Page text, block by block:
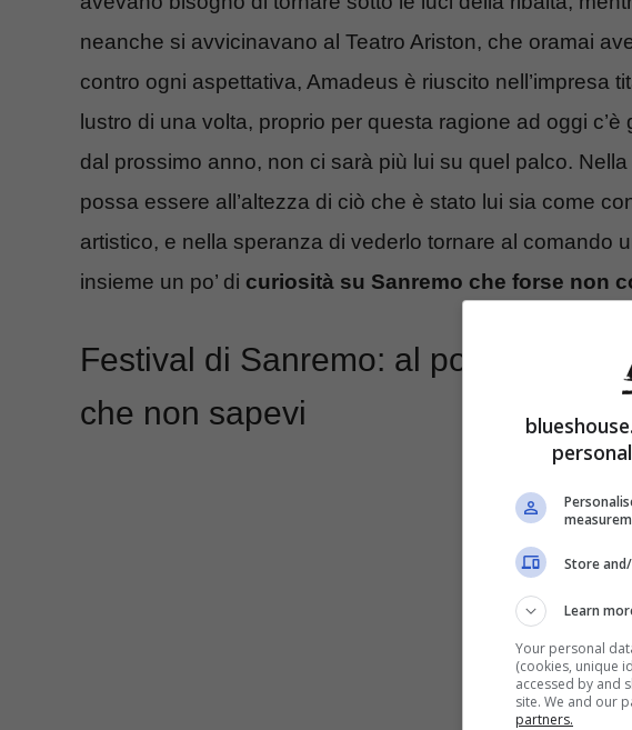
neanche si avvicinavano al Teatro Ariston, che oramai
contro ogni aspettativa, Amadeus è riuscito nell’impresa
lustro di una volta, proprio per questa ragione ad oggi
dal prossimo anno, non ci sarà più lui su quel palco.
possa essere all’altezza di ciò che è stato lui sia come
artistico, e nella speranza di vederlo tornare al comando
insieme un po’ di curiosità su Sanremo che forse non
Festival di Sanremo: al posto delle
che non sapevi
Store
Learn
Your personal
(cookies, unique
accessed by and
site. We and our
partners.